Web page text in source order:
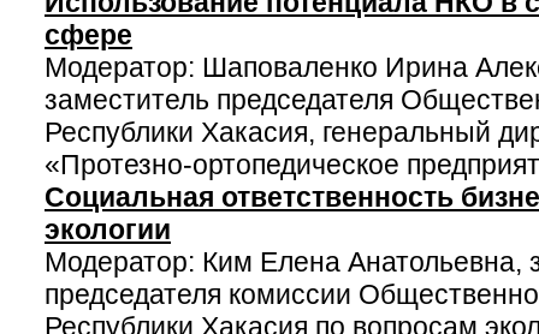
сфере
Модератор: Шаповаленко Ирина
заместитель председателя
Республики Хакасия, генеральный
«Протезно-ортопедическое
Социальная ответственность
экологии
Модератор: Ким Елена Анатольевна,
председателя комиссии
Республики Хакасия по вопросам